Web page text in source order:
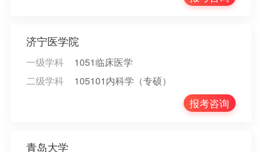
济宁医学院
一级学科
1051临床医学
二级学科
105101内科学（专硕）
报考咨询
青岛大学